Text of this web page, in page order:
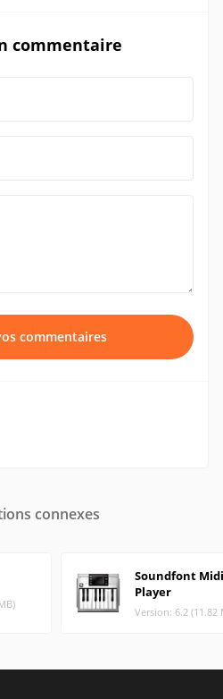
commentaire
commentaires
connexes
Soundfont Midi
Player
Version: 6.2 (11.82